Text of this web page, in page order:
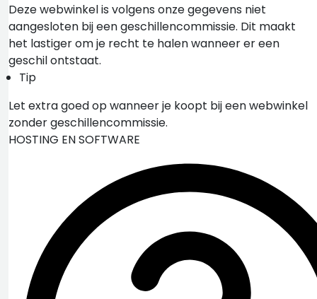
Deze webwinkel is volgens onze gegevens niet
aangesloten bij een geschillencommissie. Dit maakt
het lastiger om je recht te halen wanneer er een
geschil ontstaat.
Tip
Let extra goed op wanneer je koopt bij een webwinkel
zonder geschillencommissie.
HOSTING EN SOFTWARE